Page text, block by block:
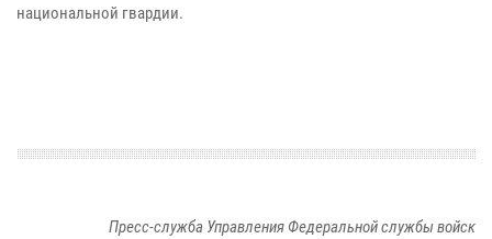
национальной гвардии.
Пресс-служба Управления Федеральной службы войск